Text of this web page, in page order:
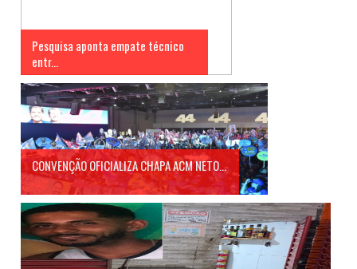
Pesquisa aponta empate técnico
entr...
CONVENÇÃO OFICIALIZA CHAPA ACM NETO...